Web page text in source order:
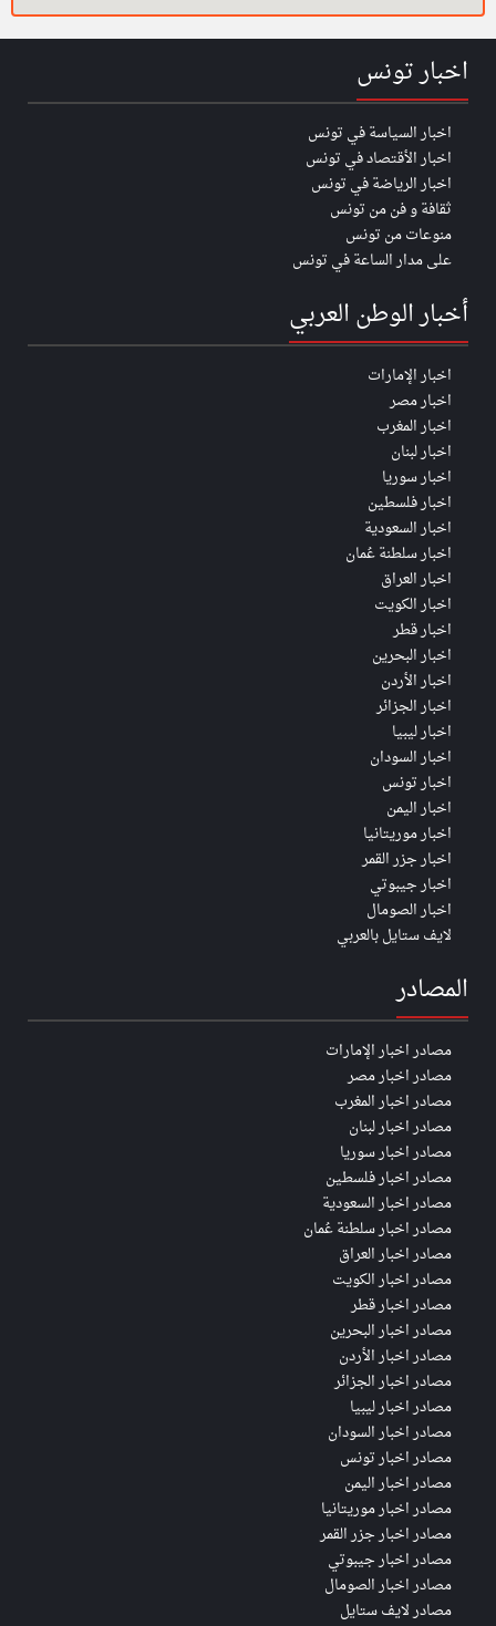
اخبار تونس
اخبار السياسة في تونس
اخبار الأقتصاد في تونس
اخبار الرياضة في تونس
ثقافة و فن من تونس
منوعات من تونس
على مدار الساعة في تونس
أخبار الوطن العربي
اخبار الإمارات
اخبار مصر
اخبار المغرب
اخبار لبنان
اخبار سوريا
اخبار فلسطين
اخبار السعودية
اخبار سلطنة عُمان
اخبار العراق
اخبار الكويت
اخبار قطر
اخبار البحرين
اخبار الأردن
اخبار الجزائر
اخبار ليبيا
اخبار السودان
اخبار تونس
اخبار اليمن
اخبار موريتانيا
اخبار جزر القمر
اخبار جيبوتي
اخبار الصومال
لايف ستايل بالعربي
المصادر
مصادر اخبار الإمارات
مصادر اخبار مصر
مصادر اخبار المغرب
مصادر اخبار لبنان
مصادر اخبار سوريا
مصادر اخبار فلسطين
مصادر اخبار السعودية
مصادر اخبار سلطنة عُمان
مصادر اخبار العراق
مصادر اخبار الكويت
مصادر اخبار قطر
مصادر اخبار البحرين
مصادر اخبار الأردن
مصادر اخبار الجزائر
مصادر اخبار ليبيا
مصادر اخبار السودان
مصادر اخبار تونس
مصادر اخبار اليمن
مصادر اخبار موريتانيا
مصادر اخبار جزر القمر
مصادر اخبار جيبوتي
مصادر اخبار الصومال
مصادر لايف ستايل